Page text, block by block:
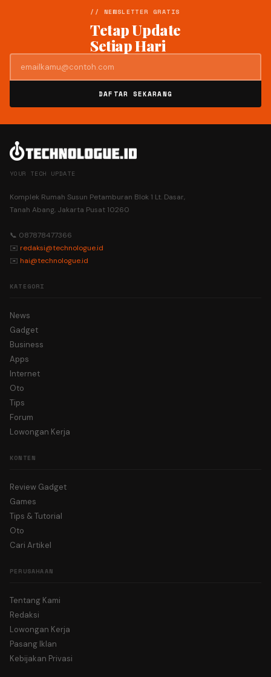
// NEWSLETTER GRATIS
Tetap Update
Setiap Hari
DAFTAR SEKARANG
YOUR TECH UPDATE
Komplek Rumah Susun Petamburan Blok 1 Lt. Dasar,
Tanah Abang, Jakarta Pusat 10260
📞 087878477366
✉️ redaksi@technologue.id
✉️ hai@technologue.id
KATEGORI
News
Gadget
Business
Apps
Internet
Oto
Tips
Forum
Lowongan Kerja
KONTEN
Review Gadget
Games
Tips & Tutorial
Oto
Cari Artikel
PERUSAHAAN
Tentang Kami
Redaksi
Lowongan Kerja
Pasang Iklan
Kebijakan Privasi